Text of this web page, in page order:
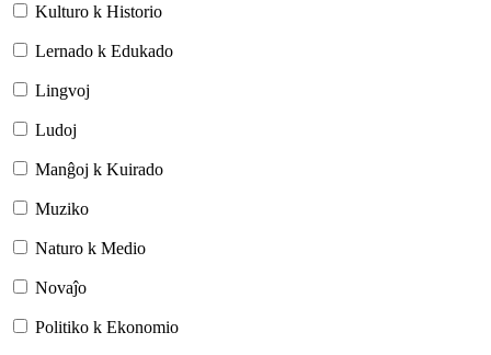
Kulturo k Historio
Lernado k Edukado
Lingvoj
Ludoj
Manĝoj k Kuirado
Muziko
Naturo k Medio
Novaĵo
Politiko k Ekonomio